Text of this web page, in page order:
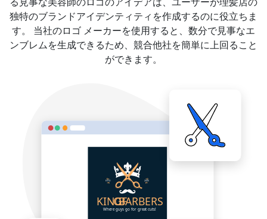
独特のブランドアイデンティティを作成するのに役立ちま
す。 当社のロゴ メーカーを使用すると、数分で見事なエ
ンブレムを生成できるため、競合他社を簡単に上回ること
ができます。